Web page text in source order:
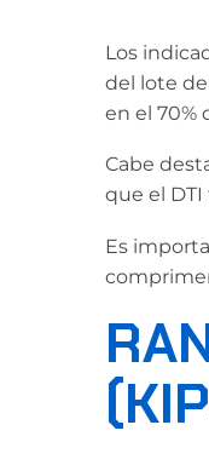
Los
del lote
en el 70%
Cabe
que el
Es